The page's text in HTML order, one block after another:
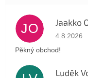
JO Jaakko
4.8.2026
Pěkný obchod!
Luděk